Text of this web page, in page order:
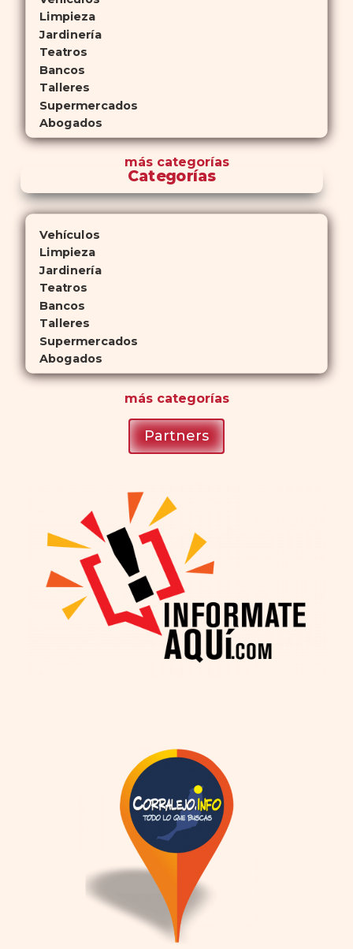
Limpieza
Jardinería
Teatros
Bancos
Talleres
Supermercados
Abogados
máscategorías
Categorías
Vehículos
Limpieza
Jardinería
Teatros
Bancos
Talleres
Supermercados
Abogados
máscategorías
Partners